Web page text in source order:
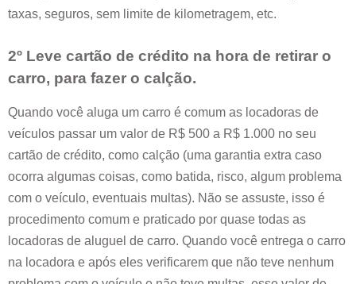
taxas, seguros, sem limite de kilometragem, etc.
2º Leve cartão de crédito na hora de retirar o
carro, para fazer o calção.
Quando você aluga um carro é comum as locadoras de
veículos passar um valor de R$ 500 a R$ 1.000 no seu
cartão de crédito, como calção (uma garantia extra caso
ocorra algumas coisas, como batida, risco, algum problema
com o veículo, eventuais multas). Não se assuste, isso é
procedimento comum e praticado por quase todas as
locadoras de aluguel de carro. Quando você entrega o carro
na locadora e após eles verificarem que não teve nenhum